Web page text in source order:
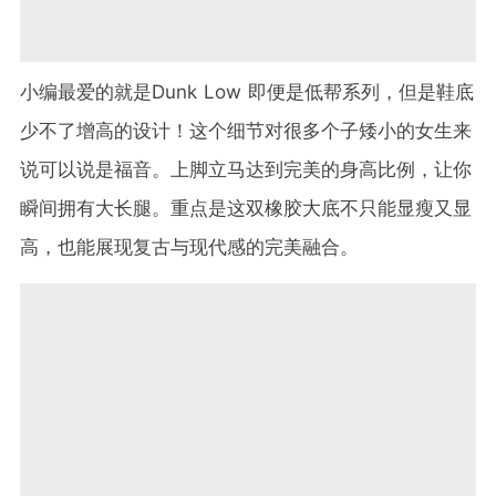
小编最爱的就是Dunk Low 即便是低帮系列，但是鞋底
少不了增高的设计！这个细节对很多个子矮小的女生来
说可以说是福音。上脚立马达到完美的身高比例，让你
瞬间拥有大长腿。重点是这双橡胶大底不只能显瘦又显
高，也能展现复古与现代感的完美融合。